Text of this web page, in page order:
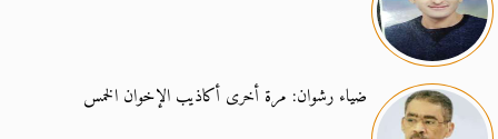
ضياء رشوان: مرة أخرى أكاذيب الإخوان الخمس